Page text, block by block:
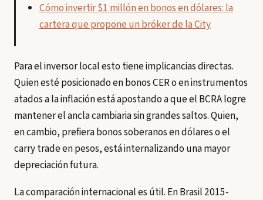
Cómo invertir $1 millón en bonos en dólares: la
cartera que propone un bróker de la City
Para el inversor local esto tiene implicancias directas.
Quien esté posicionado en bonos CER o en instrumentos
atados a la inflación está apostando a que el BCRA logre
mantener el ancla cambiaria sin grandes saltos. Quien,
en cambio, prefiera bonos soberanos en dólares o el
carry trade en pesos, está internalizando una mayor
depreciación futura.
La comparación internacional es útil. En Brasil 2015-